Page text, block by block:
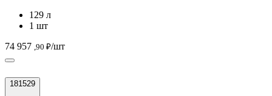
129 л
1 шт
74 957 ,90 ₽/шт
181529